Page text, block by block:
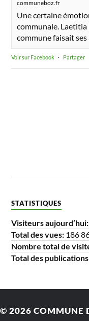
communeboz.fr
Une certaine
communale. Laetitia
commune faisait
Voir sur Facebook · Partager
STATISTIQUES
Visiteurs aujourd’hui:
Total des vues: 186
Nombre total de
Total des
© 2026 COMMUNE